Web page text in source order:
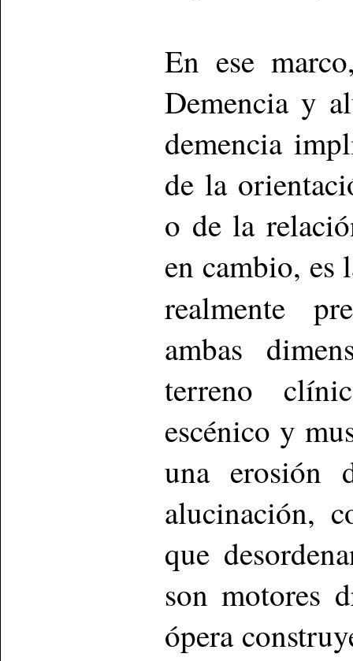
En ese
Demencia y
demencia
de la
o de la
en cambio, es
realmente
ambas
terreno
escénico y
una erosión
alucinación,
que
son motores
ópera